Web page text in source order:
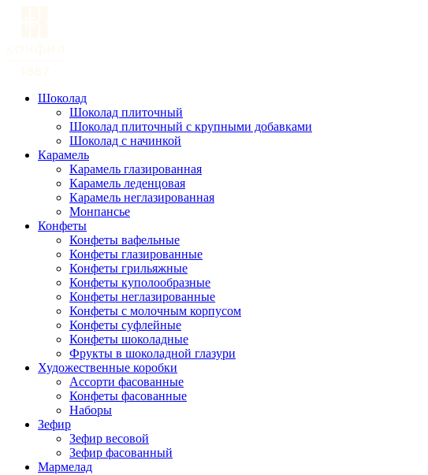
Шоколад
Шоколад плиточный
Шоколад плиточный с крупными добавками
Шоколад с начинкой
Карамель
Карамель глазированная
Карамель леденцовая
Карамель неглазированная
Монпансье
Конфеты
Конфеты вафельные
Конфеты глазированные
Конфеты грильяжные
Конфеты куполообразные
Конфеты неглазированные
Конфеты с молочным корпусом
Конфеты суфлейные
Конфеты шоколадные
Фрукты в шоколадной глазури
Художественные коробки
Ассорти фасованные
Конфеты фасованные
Наборы
Зефир
Зефир весовой
Зефир фасованный
Мармелад